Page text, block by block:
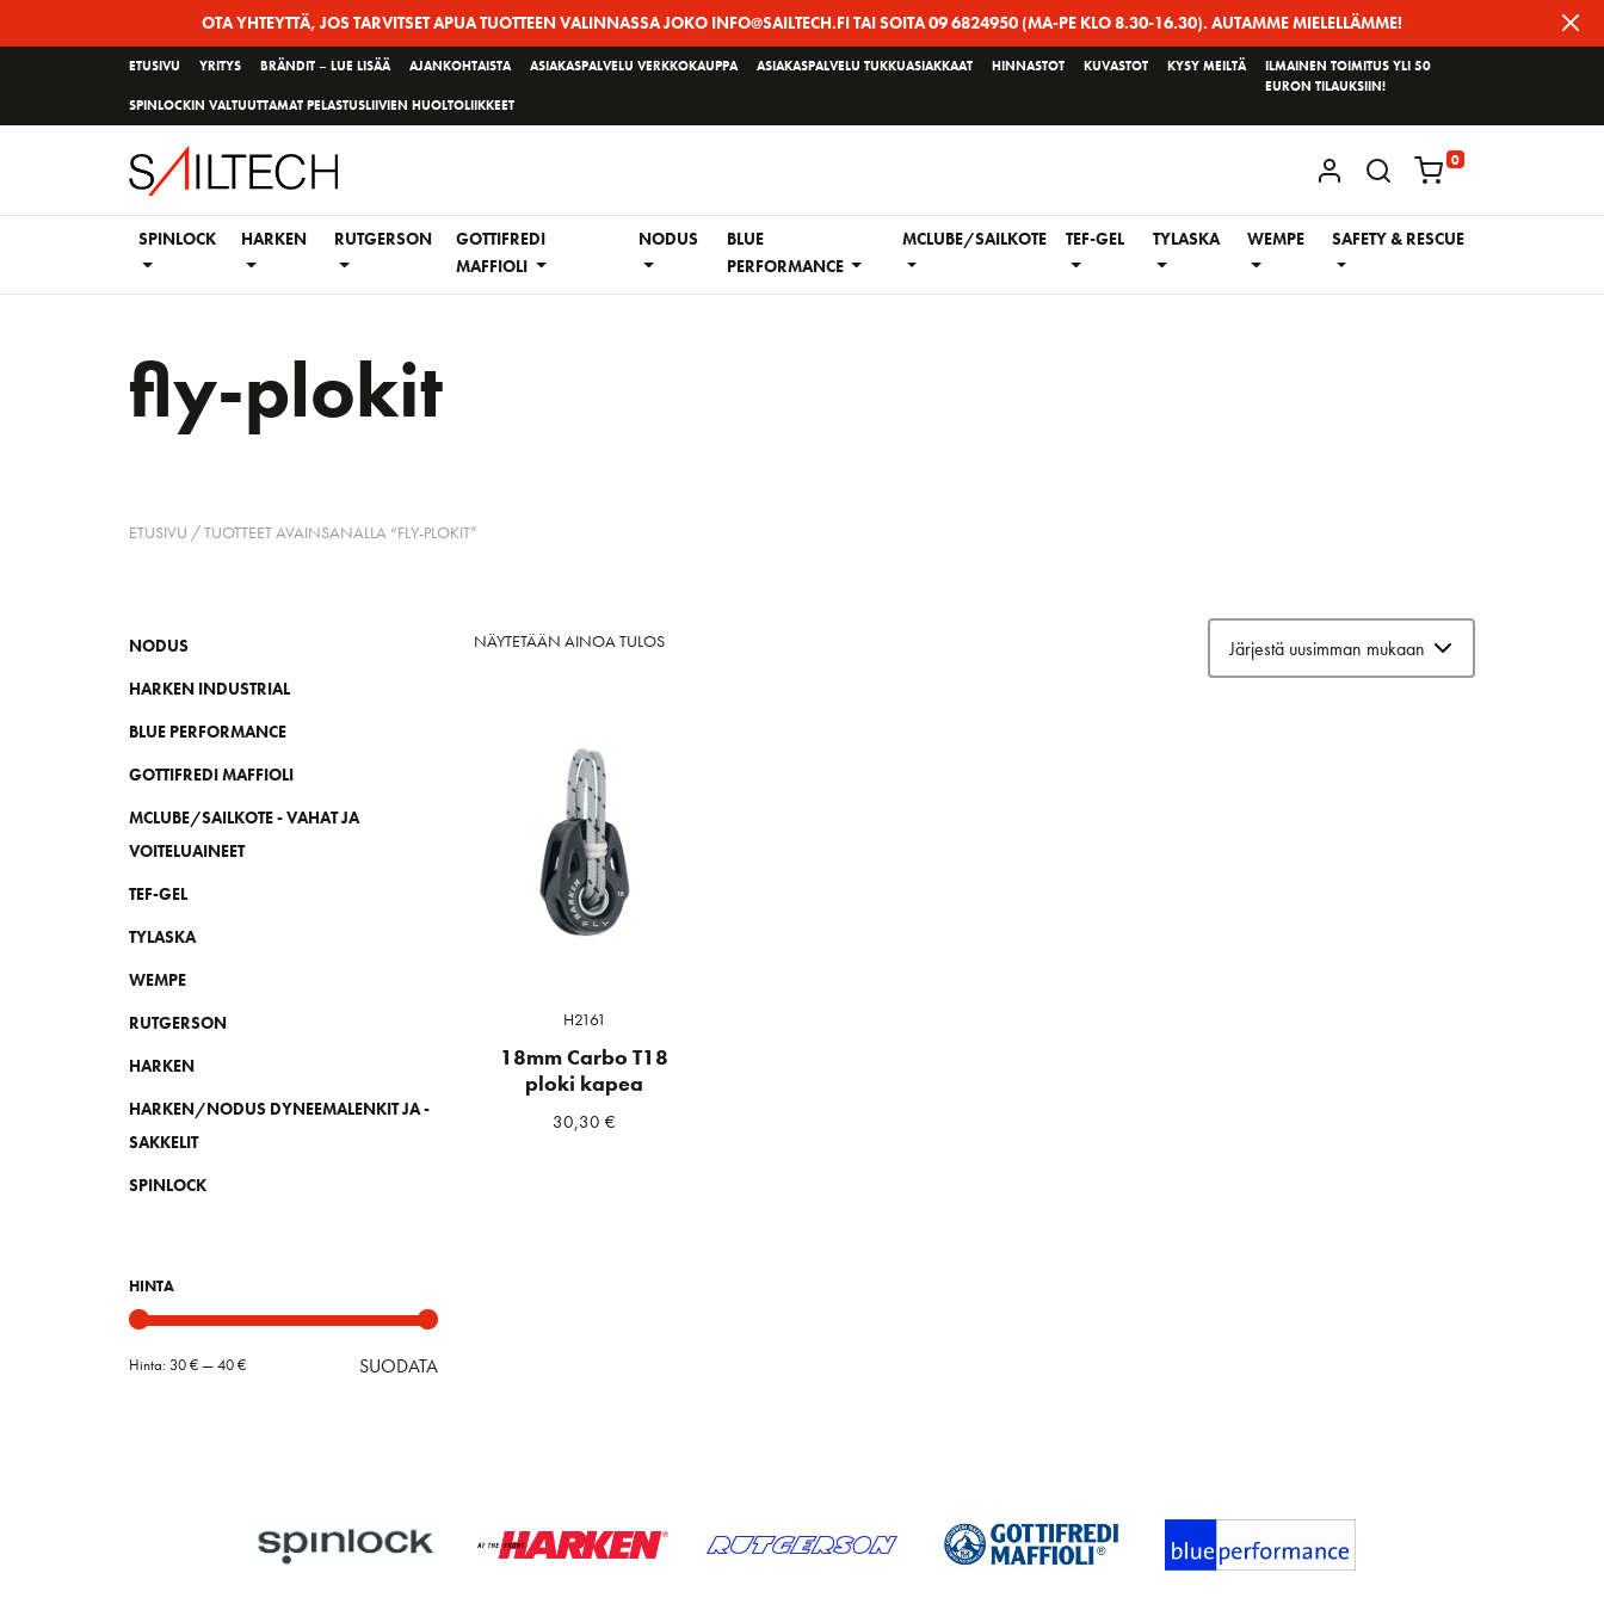
OTA YHTEYTTÄ, JOS TARVITSET APUA TUOTTEEN VALINNASSA JOKO INFO@SAILTECH.FI TAI SOITA 09 6824950 (MA-PE KLO 8.30-16.30). AUTAMME MIELELLÄMME!
ETUSIVU YRITYS BRÄNDIT – LUE LISÄÄ AJANKOHTAISTA ASIAKASPALVELU VERKKOKAUPPA ASIAKASPALVELU TUKKUASIAKKAAT HINNASTOT KUVASTOT KYSY MEILTÄ
SPINLOCKIN VALTUUTTAMAT PELASTUSLIIVIEN HUOLTOLIIKKEET
ILMAINEN TOIMITUS YLI 50
EURON TILAUKSIIN!
KIRJAUDU / REKISTERÖIDY
0
SPINLOCK HARKEN RUTGERSON
GOTTIFREDI
MAFFIOLI
NODUS
BLUE
PERFORMANCE
MCLUBE/SAILKOTE TEF-GEL TYLASKA WEMPE SAFETY & RESCUE
fly-plokit
ETUSIVU / TUOTTEET AVAINSANALLA “FLY-PLOKIT”
NODUS
HARKEN INDUSTRIAL
BLUE PERFORMANCE
GOTTIFREDI MAFFIOLI
MCLUBE/SAILKOTE - VAHAT JA
VOITELUAINEET
TEF-GEL
TYLASKA
WEMPE
RUTGERSON
HARKEN
HARKEN/NODUS DYNEEMALENKIT JA -
SAKKELIT
SPINLOCK
HINTA
Minimihinta
Maksimihinta
SUODATA
Hinta: 30 €—40 €
NÄYTETÄÄN AINOA TULOS
H2161
18mm Carbo T18
ploki kapea
30,30€